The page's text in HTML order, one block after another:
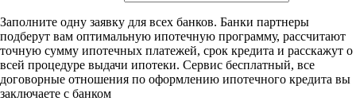
Заполните одну заявку для всех банков. Банки партнеры
подберут вам оптимальную ипотечную программу, рассчитают
точную сумму ипотечных платежей, срок кредита и расскажут о
всей процедуре выдачи ипотеки. Сервис бесплатный, все
договорные отношения по оформлению ипотечного кредита вы
заключаете с банком